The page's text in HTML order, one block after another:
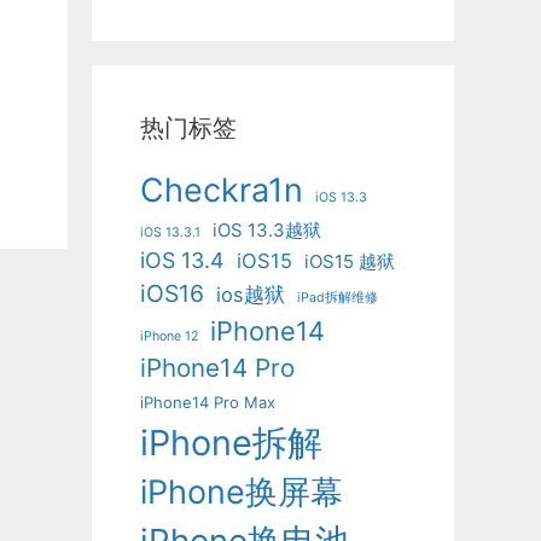
热门标签
Checkra1n iOS 13.3
iOS 13.3.1 iOS 13.3越狱
iOS 13.4 iOS15 iOS15 越狱
iOS16 ios越狱 iPad拆解维修
iPhone 12 iPhone14
iPhone14 Pro
iPhone14 Pro Max
iPhone拆解
iPhone换屏幕